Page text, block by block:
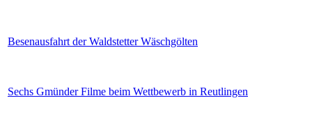
Besenausfahrt der Waldstetter Wäschgölten
Sechs Gmünder Filme beim Wettbewerb in Reutlingen